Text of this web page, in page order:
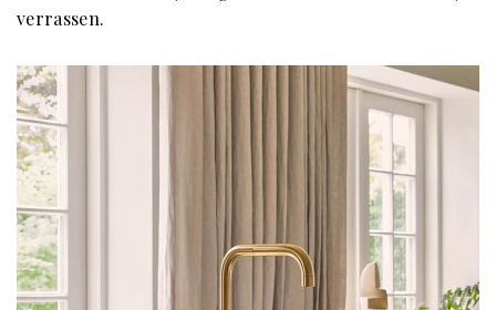
verrassen.